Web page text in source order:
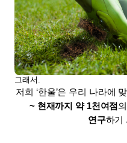
그래서.
저희 ‘한울’은 우리 나라에
~ 현재까지 약 1천여점
연구하기